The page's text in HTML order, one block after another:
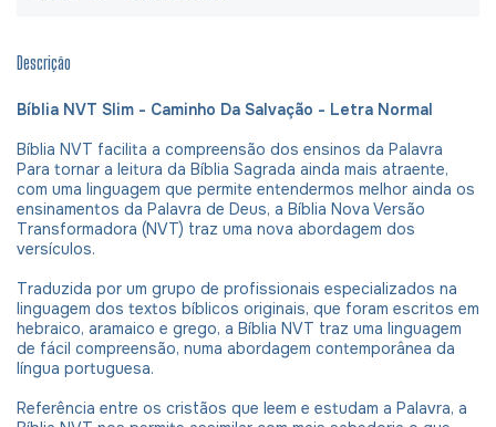
Descrição
Bíblia NVT Slim - Caminho Da Salvação - Letra Normal
Bíblia NVT facilita a compreensão dos ensinos da Palavra
Para tornar a leitura da Bíblia Sagrada ainda mais atraente,
com uma linguagem que permite entendermos melhor ainda os
ensinamentos da Palavra de Deus, a Bíblia Nova Versão
Transformadora (NVT) traz uma nova abordagem dos
versículos.
Traduzida por um grupo de profissionais especializados na
linguagem dos textos bíblicos originais, que foram escritos em
hebraico, aramaico e grego, a Bíblia NVT traz uma linguagem
de fácil compreensão, numa abordagem contemporânea da
língua portuguesa.
Referência entre os cristãos que leem e estudam a Palavra, a